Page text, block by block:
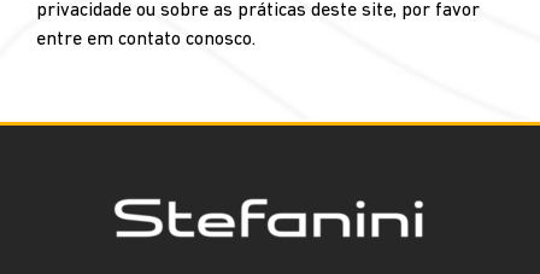
privacidade ou sobre as práticas deste site, por favor
entre em contato conosco.